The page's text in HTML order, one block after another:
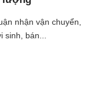
nhận vận chuyển,
bán...